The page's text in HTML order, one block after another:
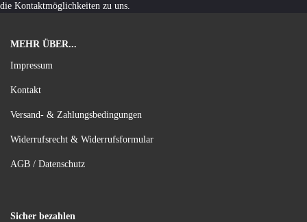
die Kontaktmöglichkeiten zu uns.
MEHR ÜBER...
Impressum
Kontakt
Versand- & Zahlungsbedingungen
Widerrufsrecht & Widerrufsformular
AGB / Datenschutz
Sicher bezahlen